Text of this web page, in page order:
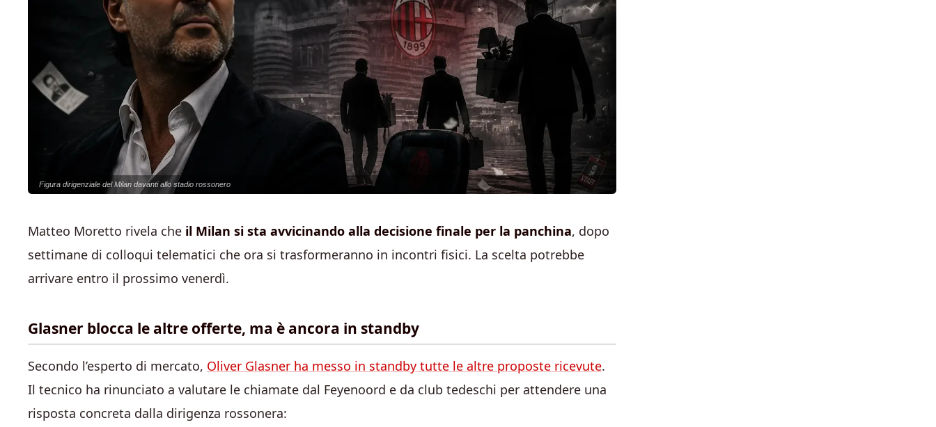
Figura dirigenziale del Milan davanti allo stadio rossonero
Matteo Moretto rivela che il Milan si sta avvicinando alla decisione finale per la panchina, dopo
settimane di colloqui telematici che ora si trasformeranno in incontri fisici. La scelta potrebbe
arrivare entro il prossimo venerdì.
Glasner blocca le altre offerte, ma è ancora in standby
Secondo l’esperto di mercato, Oliver Glasner ha messo in standby tutte le altre proposte ricevute.
Il tecnico ha rinunciato a valutare le chiamate dal Feyenoord e da club tedeschi per attendere una
risposta concreta dalla dirigenza rossonera: